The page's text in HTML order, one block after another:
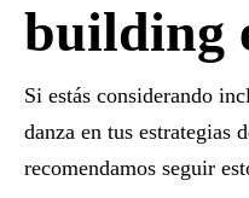
building
Si estás considerando
danza en tus estrategias
recomendamos seguir